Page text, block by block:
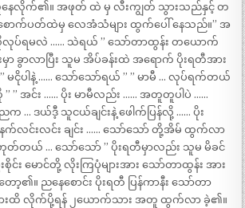
ေလိုက်၏။ အဖုတ် ထဲ မှ လီးကျွတ် သွားသည်နှင့် တ
ာက်ပတ်ထဲမှ လေအံသံများ ထွက်ပေါ် နေသည်။” အ
ပ်ရမလဲ …… သဲရယ် ” သော်တာထွန်း တယောက်
မှာ ခွာလာပြီး သူမ အိပ်ခန်းထဲ အရောက် ပိုးရတီအား
မငိုပါနဲ့ …… သော်သော်ရယ် ” ” မာမီ … လုပ်ရက်တယ်
” အင်း …… ပိုး မာမီလည်း …… အတူတူပါပဲ ……
… ဒယ်ဒီ့ သူငယ်ချင်းနဲ့ ဖေါက်ပြန်လို့ …… ပိုး
က်လင်းလင်း ချင်း …… သော်သော် တို့အိမ် ထွက်လာ
ဟုတ်တယ် … သော်သော် ” ပိုးရတီမှာလည်း သူမ မိခင်
င်း မောင်တို့ လိုးကြပုံများအား သော်တာထွန်း အား
ော့၏။ ညနေစောင်း ပိုးရတီ ပြန်ကာနီး သော်တာ
ားထိ လိုက်ပို့ရန် ၂ယောက်သား အတူ ထွက်လာ ခဲ့၏။